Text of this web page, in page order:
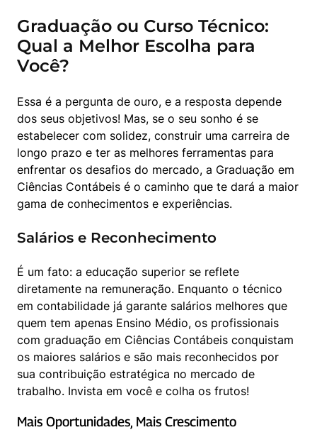
Graduação ou Curso Técnico:
Qual a Melhor Escolha para
Você?
Essa é a pergunta de ouro, e a resposta depende
dos seus objetivos! Mas, se o seu sonho é se
estabelecer com solidez, construir uma carreira de
longo prazo e ter as melhores ferramentas para
enfrentar os desafios do mercado, a Graduação em
Ciências Contábeis é o caminho que te dará a maior
gama de conhecimentos e experiências.
Salários e Reconhecimento
É um fato: a educação superior se reflete
diretamente na remuneração. Enquanto o técnico
em contabilidade já garante salários melhores que
quem tem apenas Ensino Médio, os profissionais
com graduação em Ciências Contábeis conquistam
os maiores salários e são mais reconhecidos por
sua contribuição estratégica no mercado de
trabalho. Invista em você e colha os frutos!
Mais Oportunidades, Mais Crescimento